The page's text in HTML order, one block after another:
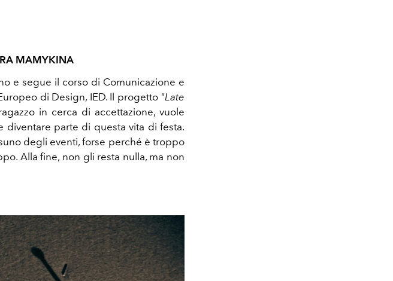
MAMYKINA
e segue il corso di Comunicazione e
di Design, IED. Il progetto "Late
in cerca di accettazione, vuole
diventare parte di questa vita di festa.
degli eventi, forse perché è troppo
Alla fine, non gli resta nulla, ma non